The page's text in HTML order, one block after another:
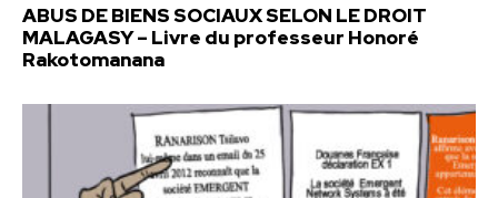
ABUS DE BIENS SOCIAUX SELON LE DROIT
MALAGASY – Livre du professeur Honoré
Rakotomanana